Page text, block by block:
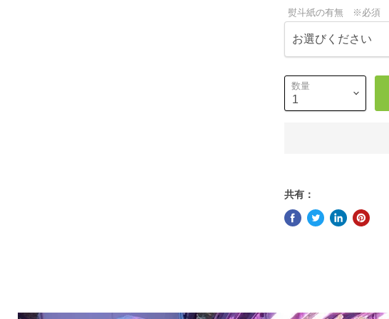
熨斗紙の有無 ※必須
数量
共有：